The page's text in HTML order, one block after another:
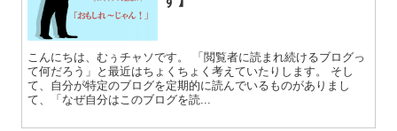
こんにちは、むぅチャソです。 「閲覧者に読まれ続けるブログっ
て何だろう」と最近はちょくちょく考えていたりします。 そし
て、自分が特定のブログを定期的に読んでいるものがありまし
て、「なぜ自分はこのブログを読...